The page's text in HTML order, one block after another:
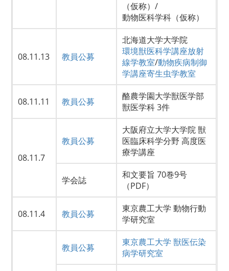
（仮称）/
動物医科学科（仮称）
08.11.13 教員公募
北海道大学大学院
環境獣医科学講座放射
線学教室/動物疾病制御
学講座寄生虫学教室
08.11.11 教員公募
酪農学園大学獣医学部
獣医学科 3件
08.11.7
教員公募
大阪府立大学大学院 獣
医臨床科学分野 高度医
療学講座
学会誌
和文要旨 70巻9号
（PDF）
08.11.4 教員公募
東京農工大学 動物行動
学研究室
教員公募
東京農工大学 獣医伝染
病学研究室